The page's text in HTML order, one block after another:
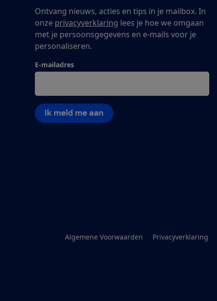
Ontvang nieuws, acties en tips in je mailbox. In
onze privacyverklaring lees je hoe we omgaan
met je persoonsgegevens en e-mails voor je
personaliseren.
E-mailadres
Ik meld me aan
Algemene Voorwaarden Privacyverklaring